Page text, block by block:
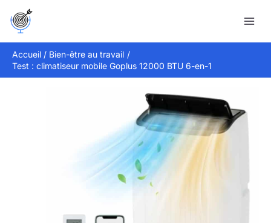
Accueil
Bien-être au travail
Test : climatiseur mobile Goplus 12000 BTU 6-en-1
Rechercher